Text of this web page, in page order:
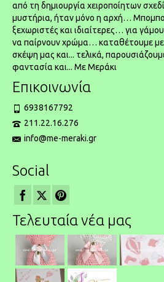
από τη δημιουργία χειροποίητων
μυστήρια, ήταν μόνο η αρχή…
ξεχωριστές και ιδιαίτερες… για
να παίρνουν χρώμα… καταθέτουμε με
σκέψη μας και... τελικά,
φαντασία και... Με Μεράκι
Επικοινωνία
6938167792
211.22.16.276
info@me-meraki.gr
Social
Τελευταία νέα μας